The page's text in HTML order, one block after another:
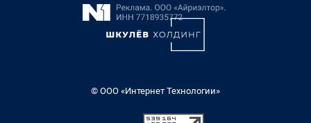
© ООО «Интернет Технологии»